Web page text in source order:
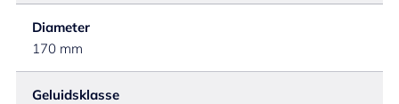
Diameter
170 mm
Geluidsklasse